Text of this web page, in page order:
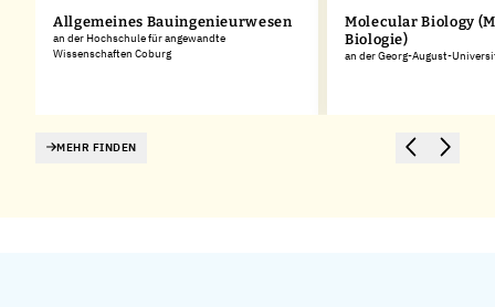
Allgemeines Bauingenieurwesen
an der Hochschule für angewandte
Wissenschaften Coburg
Molecular Biology
Biologie)
an der Georg-August-
MEHR FINDEN